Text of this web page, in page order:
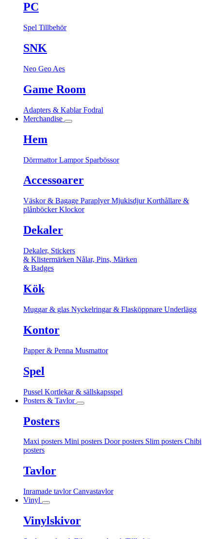
PC
Spel Tillbehör
SNK
Neo Geo Aes
Game Room
Adapters & KablarFodral
Merchandise
Hem
DörrmattorLampor Sparbössor
Accessoarer
Väskor & Bagage ParaplyerMjukisdjurKorthållare &
plånböckerKlockor
Dekaler
Dekaler, Stickers
& Klistermärken Nålar, Pins, Märken
& Badges
Kök
Muggar & glas Nyckelringar & Flasköppnare Underlägg
Kontor
Papper & Penna Musmattor
Spel
Pussel Kortlekar & sällskapsspel
Posters & Tavlor
Posters
Maxi posters Mini posters Door posters Slim posters Chibi
posters
Tavlor
Inramade tavlorCanvastavlor
Vinyl
Vinylskivor